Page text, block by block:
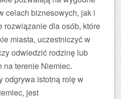
celach biznesowych, jak i
rozwiązanie dla osób, które
miasta, uczestniczyć w
odwiedzić rodzinę lub
na terenie Niemiec.
odgrywa istotną rolę w
jest